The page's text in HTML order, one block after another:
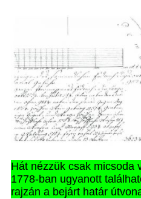
Hát nézzük csak micsoda
1778-ban ugyanott
rajzán a bejárt határ